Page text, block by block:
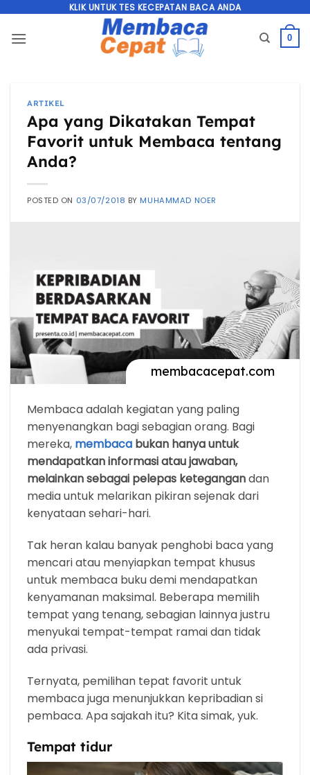
content
KLIK UNTUK TES KECEPATAN BACA ANDA
0
ARTIKEL
Apa yang Dikatakan Tempat
Favorit untuk Membaca tentang
Anda?
POSTED ON 03/07/2018 BYMUHAMMAD NOER
Membaca adalah kegiatan yang paling
menyenangkan bagi sebagian orang. Bagi
mereka, membaca bukan hanya untuk
mendapatkan informasi atau jawaban,
melainkan sebagai pelepas ketegangandan
media untuk melarikan pikiran sejenak dari
kenyataan sehari-hari.
Tak heran kalau banyak penghobi baca yang
mencari atau menyiapkan tempat khusus
untuk membaca buku demi mendapatkan
kenyamanan maksimal. Beberapa memilih
tempat yang tenang, sebagian lainnya justru
menyukai tempat-tempat ramai dan tidak
ada privasi.
Ternyata, pemilihan tepat favorit untuk
membaca juga menunjukkan kepribadian si
pembaca. Apa sajakah itu? Kita simak, yuk.
Tempat tidur